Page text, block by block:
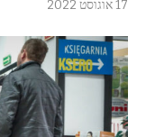
17 אוגוסט 2022